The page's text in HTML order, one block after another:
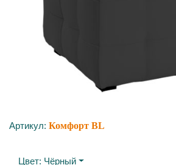
Артикул: Комфорт BL
Цвет: Чёрный